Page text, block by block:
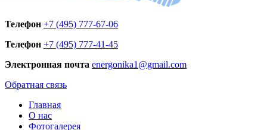
Телефон +7 (495) 777-67-06
Телефон +7 (495) 777-41-45
Электронная почта energonika1@gmail.com
Обратная связь
Главная
О нас
Фотогалерея